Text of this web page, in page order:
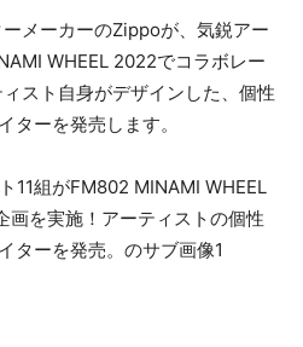
メーカーのZippoが、気鋭アー
WHEEL 2022でコラボレー
スト自身がデザインした、個性
ターを発売します。